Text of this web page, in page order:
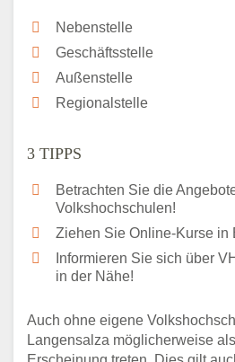
Nebenstelle
Geschäftsstelle
Außenstelle
Regionalstelle
3 TIPPS
Betrachten Sie die
Volkshochschulen!
Ziehen Sie Online-Kurse in
Informieren Sie sich über
in der Nähe!
Auch ohne eigene
Langensalza möglicherweise